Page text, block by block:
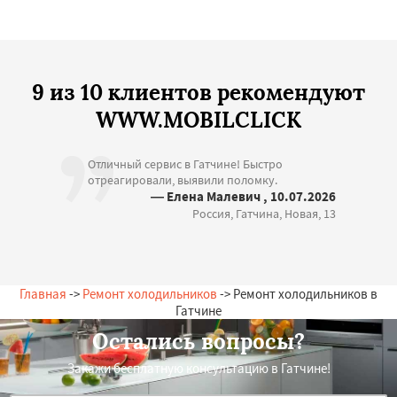
9 из 10 клиентов рекомендуют
WWW.MOBILCLICK
Отличный сервис в Гатчине! Быстро
отреагировали, выявили поломку.
— Елена Малевич , 10.07.2026
Россия, Гатчина, Новая, 13
Главная -> Ремонт холодильников -> Ремонт холодильников в
Гатчине
Остались вопросы?
Закажи бесплатную консультацию в Гатчине!